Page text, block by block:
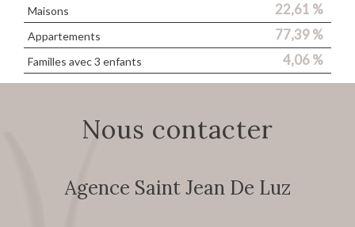
Maisons 22,61 %
Appartements 77,39 %
Familles avec 3 enfants 4,06 %
Nous contacter
Agence Saint Jean De Luz